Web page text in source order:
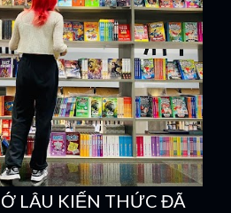
LÂU KIẾN THỨC ĐÃ